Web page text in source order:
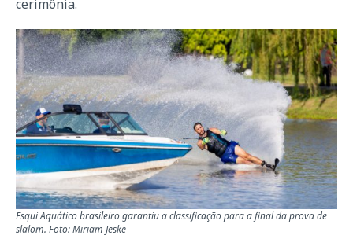
cerimônia.
Esqui Aquático brasileiro garantiu a classificação para a final da prova de
slalom. Foto: Miriam Jeske